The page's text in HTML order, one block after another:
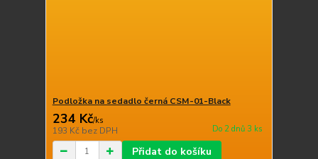
Podložka na sedadlo černá CSM-01-Black
234 Kč/ks
193 Kč bez DPH Do 2 dnů 3 ks
Přidat do košíku